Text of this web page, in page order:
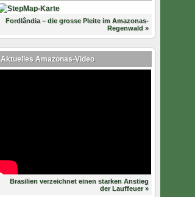
Fordlândia – die grosse Pleite im Amazonas-
Regenwald »
Aktuelles Amazonas-Video
Brasilien verzeichnet einen starken Anstieg
der Lauffeuer »